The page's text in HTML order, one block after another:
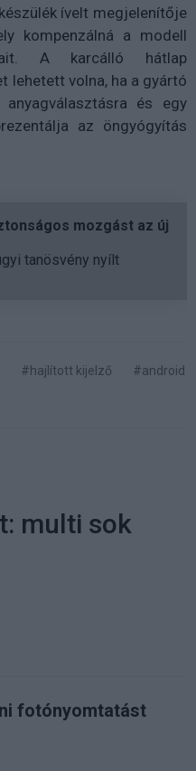
ívelt megjelenítője
kompenzálná a modell
A karcálló hátlap
lehetett volna, ha a gyártó
és egy
az öngyógyítás
mozgást az új
tanösvény nyílt
#hajlított kijelző
#android
multi sok
fotónyomtatást